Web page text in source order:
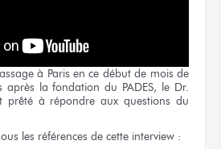
à Paris en ce début de mois de
la fondation du PADES, le Dr.
prêté à répondre aux questions du
les références de cette interview :